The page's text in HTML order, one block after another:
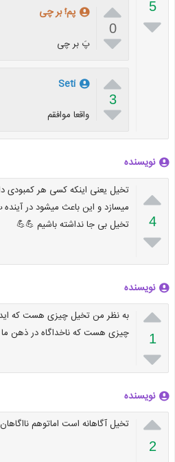
5


0

پم!َ بر چی
پَ بر چی

3

Seti
واقعا موافقم
نویسنده

4

تخیل یعنی اینکه کسی هر کمبودی
میسازد و این باعث میشود در
تخیل بی جا نداشته باشیم 💪💪
نویسنده

1

به نظر من تخیل چیزی هست که
چیزی هست که ناخداگاه در ذهن ما
نویسنده

2
تخیل آگاهانه است اماتوهم نااگاهان